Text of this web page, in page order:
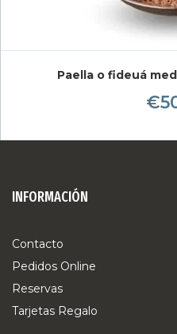
Paella o fideuá
€
INFORMACIÓN
Contacto
Pedidos Online
Reservas
Tarjetas Regalo